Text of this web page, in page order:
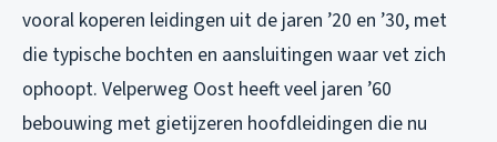
vooral koperen leidingen uit de jaren ’20 en ’30, met
die typische bochten en aansluitingen waar vet zich
ophoopt. Velperweg Oost heeft veel jaren ’60
bebouwing met gietijzeren hoofdleidingen die nu